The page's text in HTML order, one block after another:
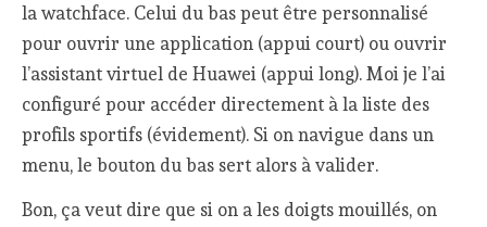
la watchface. Celui du bas peut être personnalisé
pour ouvrir une application (appui court) ou ouvrir
l’assistant virtuel de Huawei (appui long). Moi je l’ai
configuré pour accéder directement à la liste des
profils sportifs (évidement). Si on navigue dans un
menu, le bouton du bas sert alors à valider.
Bon, ça veut dire que si on a les doigts mouillés, on